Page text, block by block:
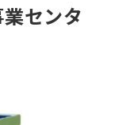
センタ